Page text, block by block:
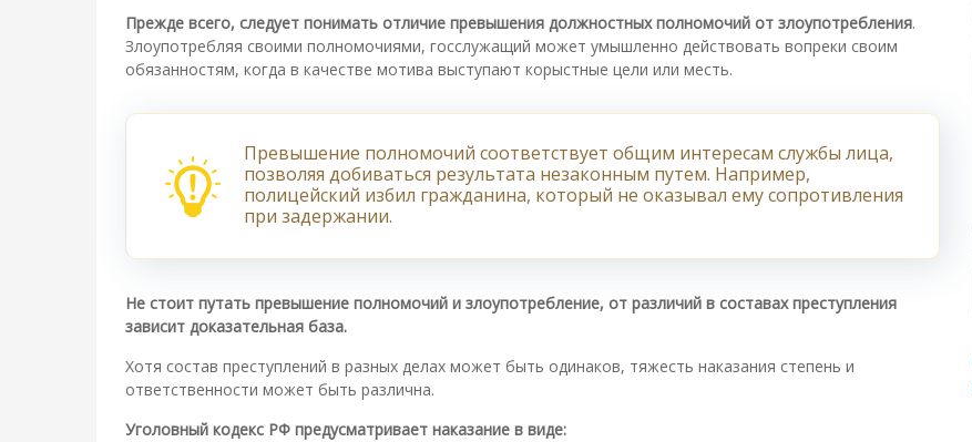
Прежде всего, следует понимать отличие превышения должностных полномочий от злоупотребления.
Злоупотребляя своими полномочиями, госслужащий может умышленно действовать вопреки своим
обязанностям, когда в качестве мотива выступают корыстные цели или месть.
Превышение полномочий соответствует общим интересам службы лица,
позволяя добиваться результата незаконным путем. Например,
полицейский избил гражданина, который не оказывал ему сопротивления
при задержании.
Не стоит путать превышение полномочий и злоупотребление, от различий в составах преступления
зависит доказательная база.
Хотя состав преступлений в разных делах может быть одинаков, тяжесть наказания степень и
ответственности может быть различна.
Уголовный кодекс РФ предусматривает наказание в виде: